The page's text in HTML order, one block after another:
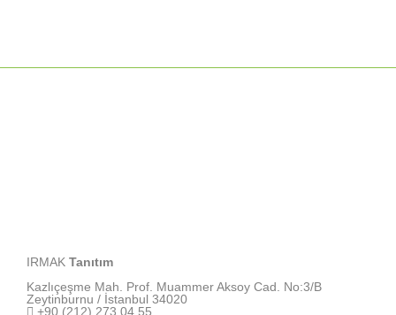
IRMAK Tanıtım
Kazlıçeşme Mah. Prof. Muammer Aksoy Cad. No:3/B
Zeytinburnu / İstanbul 34020
+90 (212) 273 04 55